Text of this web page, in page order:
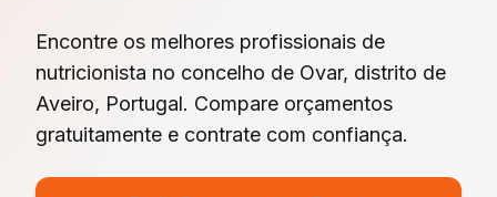
Encontre os melhores profissionais de
nutricionista no concelho de Ovar, distrito de
Aveiro, Portugal. Compare orçamentos
gratuitamente e contrate com confiança.